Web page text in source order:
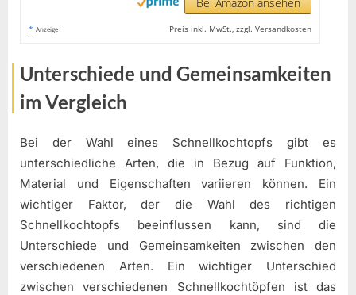
Bei Amazon ansehen
* Anzeige Preis inkl. MwSt., zzgl. Versandkosten
Unterschiede und Gemeinsamkeiten
im Vergleich
Bei der Wahl eines Schnellkochtopfs gibt es
unterschiedliche Arten, die in Bezug auf Funktion,
Material und Eigenschaften variieren können. Ein
wichtiger Faktor, der die Wahl des richtigen
Schnellkochtopfs beeinflussen kann, sind die
Unterschiede und Gemeinsamkeiten zwischen den
verschiedenen Arten. Ein wichtiger Unterschied
zwischen verschiedenen Schnellkochtöpfen ist das